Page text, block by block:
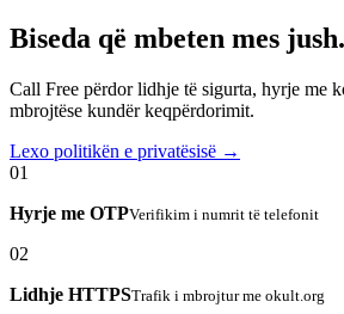
Biseda që mbeten mes jush.
Call Free përdor lidhje të sigurta, hyrje me
mbrojtëse kundër keqpërdorimit.
Lexo politikën e privatësisë →
01
Hyrje me OTPVerifikim i numrit të telefonit
02
Lidhje HTTPSTrafik i mbrojtur me okult.org